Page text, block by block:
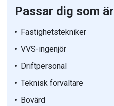
Passar dig som är
Fastighetstekniker
VVS-ingenjör
Driftpersonal
Teknisk förvaltare
Bovärd